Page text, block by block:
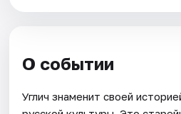
О событии
Углич знаменит своей